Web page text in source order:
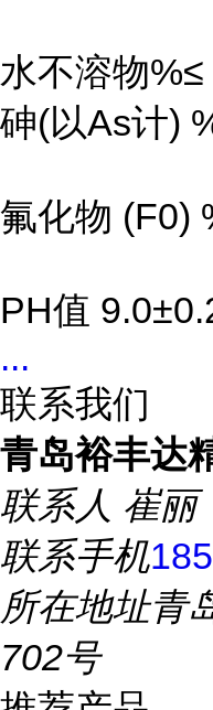
水不溶物
砷(以As计)
氟化物 (F0)
PH值
...
联系我们
青岛裕丰达
联系人 崔丽
联系手机
所在地址青
702号